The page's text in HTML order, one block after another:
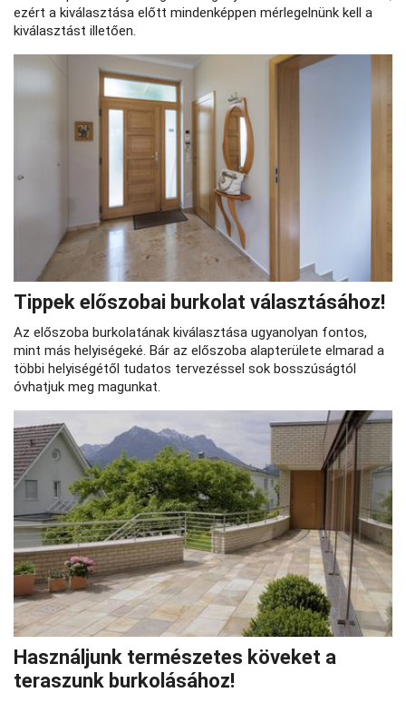
ezért a kiválasztása előtt mindenképpen mérlegelnünk kell a
kiválasztást illetően.
Tippek előszobai burkolat választásához!
Az előszoba burkolatának kiválasztása ugyanolyan fontos,
mint más helyiségeké. Bár az előszoba alapterülete elmarad a
többi helyiségétől tudatos tervezéssel sok bosszúságtól
óvhatjuk meg magunkat.
Használjunk természetes köveket a
teraszunk burkolásához!